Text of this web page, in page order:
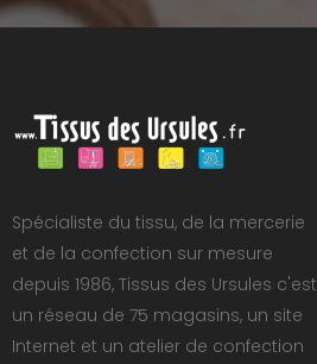
Spécialiste du tissu, de la mercerie
et de la confection sur mesure
depuis 1986, Tissus des Ursules c'est
un réseau de 75 magasins, un site
Internet et un atelier de confection